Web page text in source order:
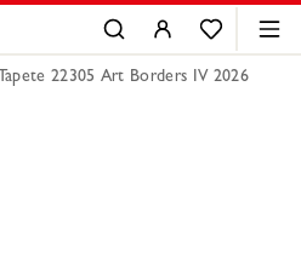
Tapete 22305 Art Borders IV 2026